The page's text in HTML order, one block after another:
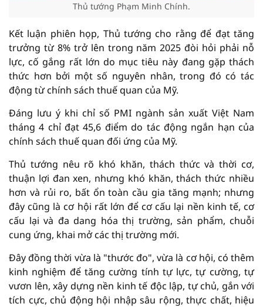
Thủ tướng Phạm Minh Chính.
Kết luận phiên họp, Thủ tướng cho rằng để đạt tăng
trưởng từ 8% trở lên trong năm 2025 đòi hỏi phải nỗ
lực, cố gắng rất lớn do mục tiêu này đang gặp thách
thức hơn bởi một số nguyên nhân, trong đó có tác
động từ chính sách thuế quan của Mỹ.
Đáng lưu ý khi chỉ số PMI ngành sản xuất Việt Nam
tháng 4 chỉ đạt 45,6 điểm do tác động ngắn hạn của
chính sách thuế quan đối ứng của Mỹ.
Thủ tướng nêu rõ khó khăn, thách thức và thời cơ,
thuận lợi đan xen, nhưng khó khăn, thách thức nhiều
hơn và rủi ro, bất ổn toàn cầu gia tăng mạnh; nhưng
đây cũng là cơ hội rất lớn để cơ cấu lại nền kinh tế, cơ
cấu lại và đa dang hóa thị trường, sản phẩm, chuỗi
cung ứng, khai mở các thị trường mới.
Đây đồng thời vừa là "thước đo", vừa là cơ hội, có thêm
kinh nghiệm để tăng cường tính tự lực, tự cường, tự
vươn lên, xây dựng nền kinh tế độc lập, tự chủ, gắn với
tích cực, chủ động hội nhập sâu rộng, thực chất, hiệu